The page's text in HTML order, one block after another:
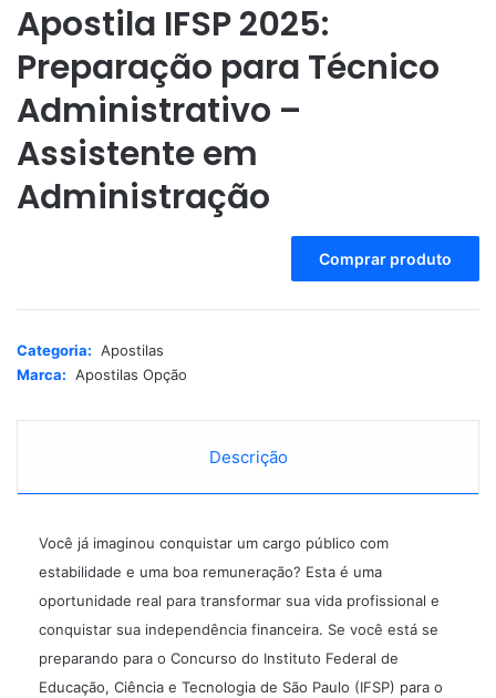
Apostila IFSP 2025:
Preparação para Técnico
Administrativo –
Assistente em
Administração
Comprar produto
r
Categoria: Apostilas
Marca: Apostilas Opção
Descrição
Você já imaginou conquistar um cargo público com
estabilidade e uma boa remuneração? Esta é uma
oportunidade real para transformar sua vida profissional e
conquistar sua independência financeira. Se você está se
preparando para o Concurso do Instituto Federal de
Educação, Ciência e Tecnologia de São Paulo (IFSP) para o